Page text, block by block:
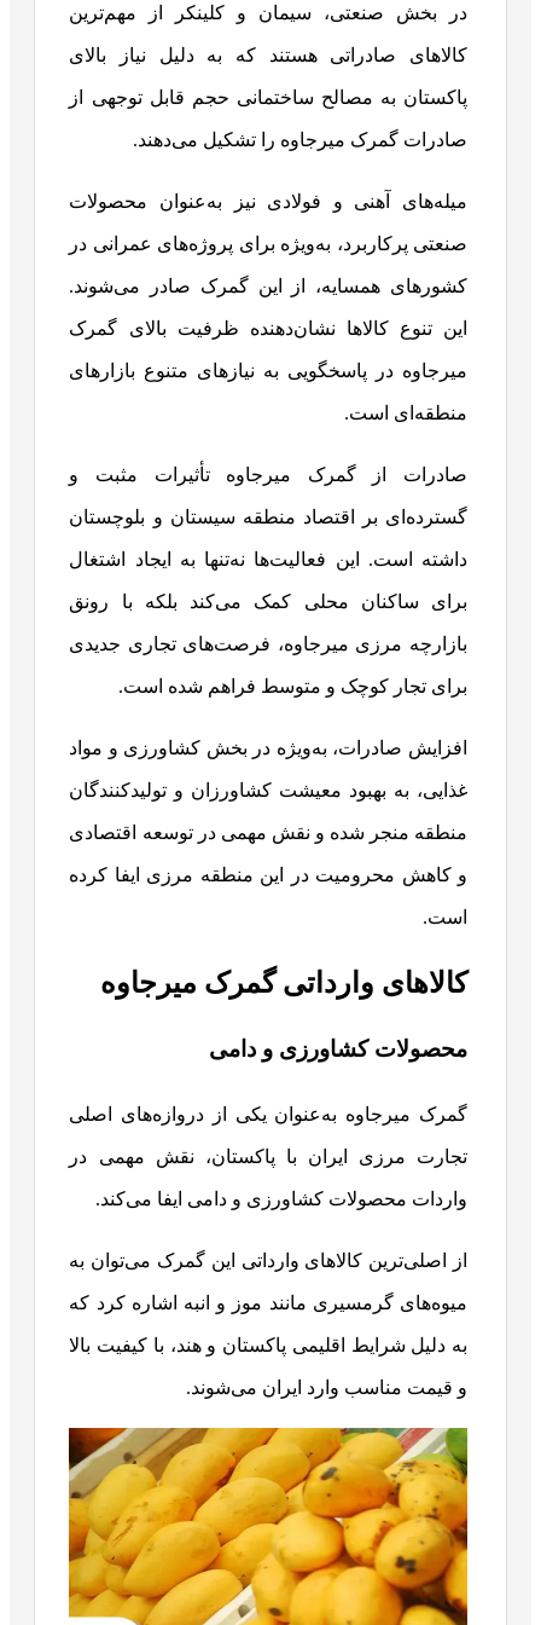
در بخش صنعتی، سیمان و کلینکر از مهم‌ترین
کالاهای صادراتی هستند که به دلیل نیاز بالای
پاکستان به مصالح ساختمانی حجم قابل توجهی از
صادرات گمرک میرجاوه را تشکیل می‌دهند.
میله‌های آهنی و فولادی نیز به‌عنوان محصولات
صنعتی پرکاربرد، به‌ویژه برای پروژه‌های عمرانی در
کشورهای همسایه، از این گمرک صادر می‌شوند.
این تنوع کالاها نشان‌دهنده ظرفیت بالای گمرک
میرجاوه در پاسخگویی به نیازهای متنوع بازارهای
منطقه‌ای است.
صادرات از گمرک میرجاوه تأثیرات مثبت و
گسترده‌ای بر اقتصاد منطقه سیستان و بلوچستان
داشته است. این فعالیت‌ها نه‌تنها به ایجاد اشتغال
برای ساکنان محلی کمک می‌کند بلکه با رونق
بازارچه مرزی میرجاوه، فرصت‌های تجاری جدیدی
برای تجار کوچک و متوسط فراهم شده است.
افزایش صادرات، به‌ویژه در بخش کشاورزی و مواد
غذایی، به بهبود معیشت کشاورزان و تولیدکنندگان
منطقه منجر شده و نقش مهمی در توسعه اقتصادی
و کاهش محرومیت در این منطقه مرزی ایفا کرده
است.
کالاهای وارداتی گمرک میرجاوه
محصولات کشاورزی و دامی
گمرک میرجاوه به‌عنوان یکی از دروازه‌های اصلی
تجارت مرزی ایران با پاکستان، نقش مهمی در
واردات محصولات کشاورزی و دامی ایفا می‌کند.
از اصلی‌ترین کالاهای وارداتی این گمرک می‌توان به
میوه‌های گرمسیری مانند موز و انبه اشاره کرد که
به دلیل شرایط اقلیمی پاکستان و هند، با کیفیت بالا
و قیمت مناسب وارد ایران می‌شوند.